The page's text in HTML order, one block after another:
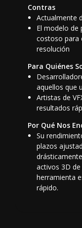
Contras
Actualmente
El modelo de
costoso para
resolución
Para Quiénes
aquellos que
Artistas de
resultados
Por Qué Nos
Su
plazos
activos 3D
herramienta
rápido.